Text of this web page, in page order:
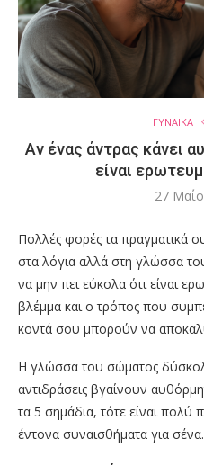
ΓΥΝΑΙΚΑ
Αν ένας άντρας κάνει
είναι
27
Πολλές φορές τα πραγματικά
στα λόγια αλλά στη γλώσσα
να μην πει εύκολα ότι είναι
βλέμμα και ο τρόπος που
κοντά σου μπορούν να
Η γλώσσα του σώματος
αντιδράσεις βγαίνουν
τα 5 σημάδια, τότε είναι πολύ
έντονα συναισθήματα για σένα.